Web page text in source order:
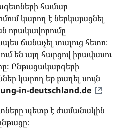
համար
կարող է ներկայացնել
որակավորումը
ճանաչել տալուց հետո։
են այդ հարցով իրավասու
Ընթացակարգերի
կարող եք քաղել սույն
in-deutschland.de
պետք է ժամանակին